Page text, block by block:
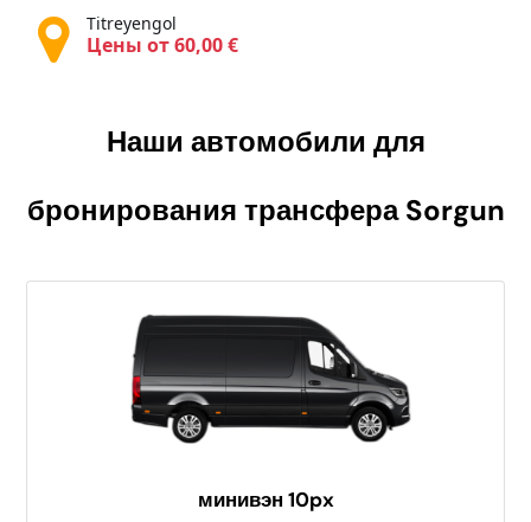
Titreyengol
Цены от 60,00 €
Наши автомобили для
бронирования трансфераSorgun
мидибус 25px